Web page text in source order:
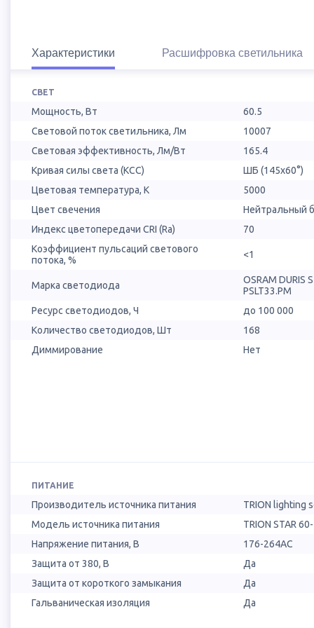
Характеристики Расшифровка светильника
СВЕТ
Мощность, Вт
60.5
Световой поток светильника, Лм
10007
Световая эффективность, Лм/Вт
165.4
Кривая силы света (КСС)
ШБ (145х60°)
Цветовая температура, К
5000
Цвет свечения
Нейтральный
Индекс цветопередачи CRI (Ra)
70
Коэффициент пульсаций светового
потока, %
<1
Марка светодиода
OSRAM DURIS
PSLT33.PM
Ресурс светодиодов, Ч
до 100 000
Количество светодиодов, Шт
168
Диммирование
Нет
ПИТАНИЕ
Производитель источника питания
TRION lighting
Модель источника питания
TRION STAR
Напряжение питания, В
176-264AC
Защита от 380, В
Да
Защита от короткого замыкания
Да
Гальваническая изоляция
Да